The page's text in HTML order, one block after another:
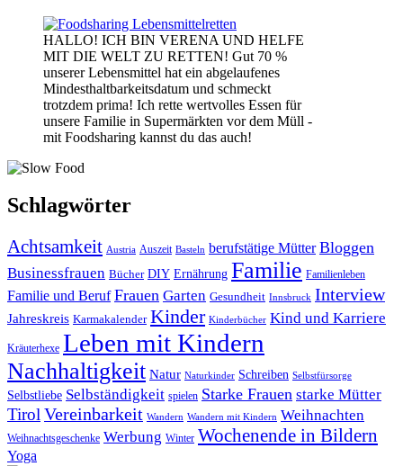
HALLO! ICH BIN VERENA UND HELFE
MIT DIE WELT ZU RETTEN! Gut 70 %
unserer Lebensmittel hat ein abgelaufenes
Mindesthaltbarkeitsdatum und schmeckt
trotzdem prima! Ich rette wertvolles Essen für
unsere Familie in Supermärkten vor dem Müll -
mit Foodsharing kannst du das auch!
Schlagwörter
Achtsamkeit Austria Auszeit Basteln berufstätige Mütter Bloggen
Businessfrauen Bücher DIY Ernährung Familie Familienleben
Familie und Beruf Frauen Garten Gesundheit Innsbruck Interview
Jahreskreis Karmakalender Kinder Kinderbücher Kind und Karriere
Kräuterhexe Leben mit Kindern
Nachhaltigkeit Natur Naturkinder Schreiben Selbstfürsorge
Selbstliebe Selbständigkeit spielen Starke Frauen starke Mütter
TirolVereinbarkeit Wandern Wandern mit Kindern Weihnachten
Weihnachtsgeschenke Werbung Winter Wochenende in Bildern
Yoga